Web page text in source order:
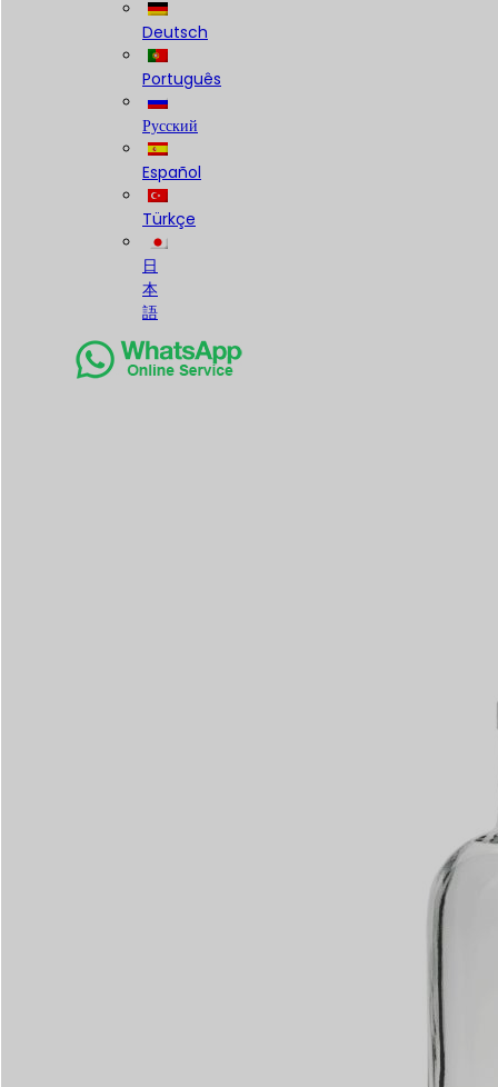
Deutsch
Português
Русский
Español
Türkçe
日
本
語